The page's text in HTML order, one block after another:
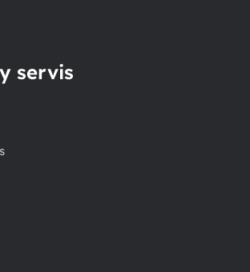
servis